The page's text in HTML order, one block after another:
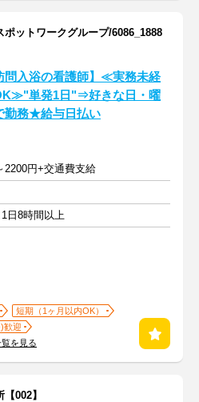
ットワークグループ/6086_1888
問入浴の看護師】≪実務未経
単発1日"⇒好きな日・曜
勤務★給与日払い
2200円+交通費支給
日8時間以上
短期（1ヶ月以内OK）
歓迎
を見る
002】